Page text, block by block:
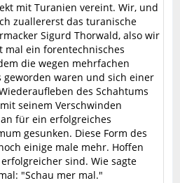
mit Turanien vereint. Wir, und
zuallererst das turanische
Sigurd Thorwald, also wir
mal ein forentechnisches
die wegen mehrfachen
geworden waren und sich einer
des Schahtums
seinem Verschwinden
für ein erfolgreiches
gesunken. Diese Form des
einige male mehr. Hoffen
sind. Wie sagte
"Schau mer mal."